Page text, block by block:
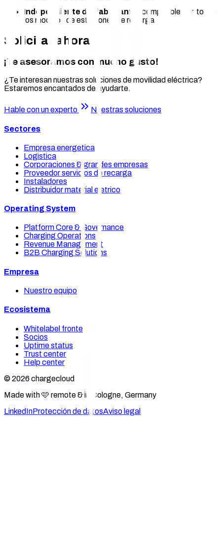
Independiente del fabricante:
compatible con todos
los modelos de estaciones de recarga
Solicitar ahora
¡Te asesoramos con mucho gusto!
¿Te interesan nuestras soluciones de movilidad eléctrica?
Estaremos encantados de ayudarte.
Hable con un experto Nuestras soluciones
Sectores
Empresa energetica
Logistica
Corporaciones & grandes empresas
Proveedor servicios de recarga
Instaladores
Distribuidor material eletrico
Operating System
Platform Core & Governance
Charging Operations
Revenue Management
B2B Charging Solutions
Empresa
Nuestro equipo
Ecosistema
Whitelabel frontends
Socios
Uptime status
Trust center
Help center
© 2026 chargecloud
Made with 🩷 remote & in Cologne, Germany
LinkedInProtección de datosAviso legal